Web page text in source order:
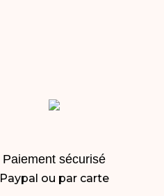
Paiement sécurisé
Paypal ou par carte